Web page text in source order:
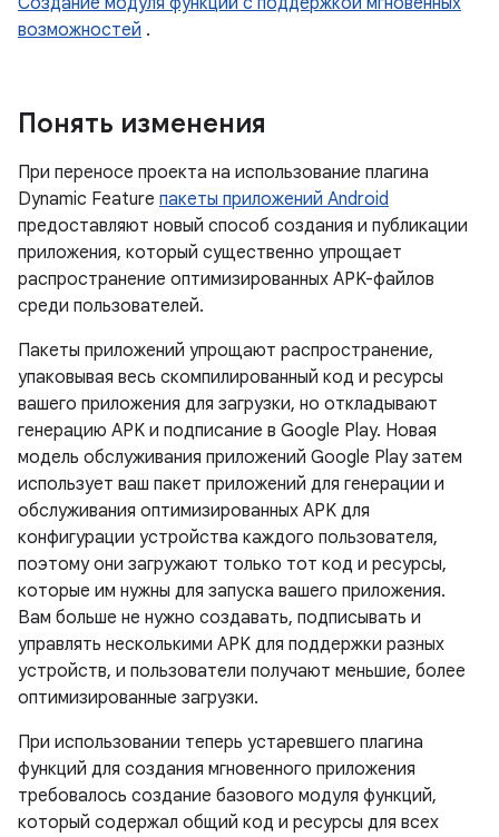
возможностей .
Понять изменения
При переносе проекта на использование плагина
Dynamic Feature пакеты приложений Android
предоставляют новый способ создания и публикации
приложения, который существенно упрощает
распространение оптимизированных APK-файлов
среди пользователей.
Пакеты приложений упрощают распространение,
упаковывая весь скомпилированный код и ресурсы
вашего приложения для загрузки, но откладывают
генерацию APK и подписание в Google Play. Новая
модель обслуживания приложений Google Play затем
использует ваш пакет приложений для генерации и
обслуживания оптимизированных APK для
конфигурации устройства каждого пользователя,
поэтому они загружают только тот код и ресурсы,
которые им нужны для запуска вашего приложения.
Вам больше не нужно создавать, подписывать и
управлять несколькими APK для поддержки разных
устройств, и пользователи получают меньшие, более
оптимизированные загрузки.
При использовании теперь устаревшего плагина
функций для создания мгновенного приложения
требовалось создание базового модуля функций,
который содержал общий код и ресурсы для всех